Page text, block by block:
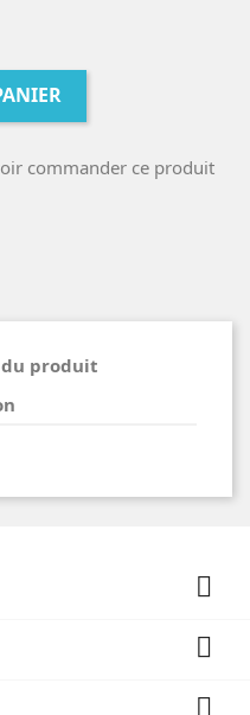
commander ce produit
produit


